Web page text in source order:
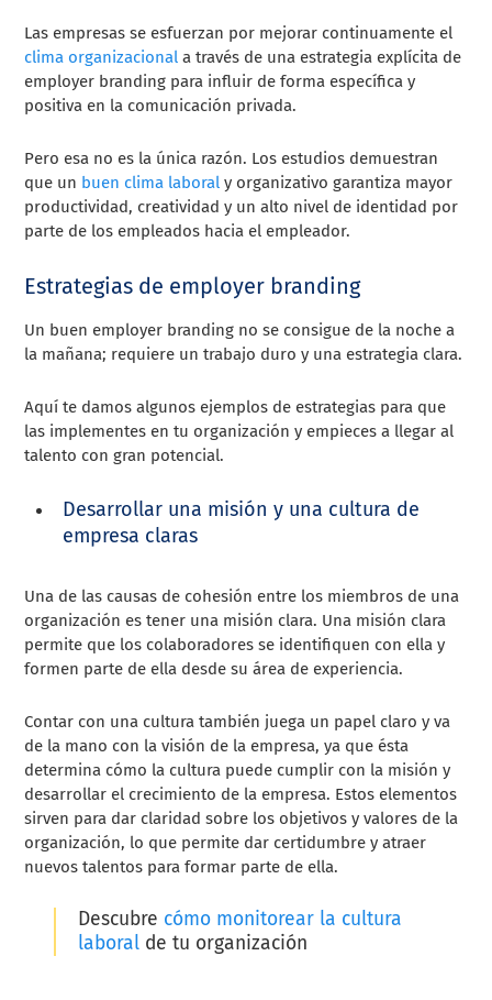
Las empresas se esfuerzan por mejorar continuamente el
clima organizacional a través de una estrategia explícita de
employer branding para influir de forma específica y
positiva en la comunicación privada.
Pero esa no es la única razón. Los estudios demuestran
que un buen clima laboral y organizativo garantiza mayor
productividad, creatividad y un alto nivel de identidad por
parte de los empleados hacia el empleador.
Estrategias de employer branding
Un buen employer branding no se consigue de la noche a
la mañana; requiere un trabajo duro y una estrategia clara.
Aquí te damos algunos ejemplos de estrategias para que
las implementes en tu organización y empieces a llegar al
talento con gran potencial.
Desarrollar una misión y una cultura de
empresa claras
Una de las causas de cohesión entre los miembros de una
organización es tener una misión clara. Una misión clara
permite que los colaboradores se identifiquen con ella y
formen parte de ella desde su área de experiencia.
Contar con una cultura también juega un papel claro y va
de la mano con la visión de la empresa, ya que ésta
determina cómo la cultura puede cumplir con la misión y
desarrollar el crecimiento de la empresa. Estos elementos
sirven para dar claridad sobre los objetivos y valores de la
organización, lo que permite dar certidumbre y atraer
nuevos talentos para formar parte de ella.
Descubre cómo monitorear la cultura
laboralde tu organización